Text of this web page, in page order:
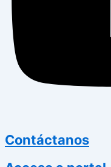
Contáctanos